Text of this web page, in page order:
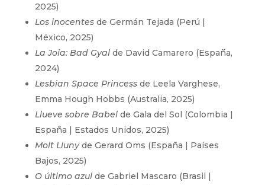
2025)
Los inocentesde Germán Tejada (Perú |
México, 2025)
La Joia: Bad Gyalde David Camarero (España,
2024)
Lesbian Space Princessde Leela Varghese,
Emma Hough Hobbs (Australia, 2025)
Llueve sobre Babelde Gala del Sol (Colombia |
España | Estados Unidos, 2025)
Molt Llunyde Gerard Oms (España | Países
Bajos, 2025)
O último azulde Gabriel Mascaro (Brasil |